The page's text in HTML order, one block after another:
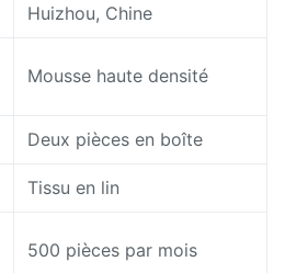
Huizhou, Chine
Mousse haute densité
Deux pièces en boîte
Tissu en lin
500 pièces par mois